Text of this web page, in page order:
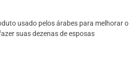
usado pelos árabes para melhorar o
suas dezenas de esposas